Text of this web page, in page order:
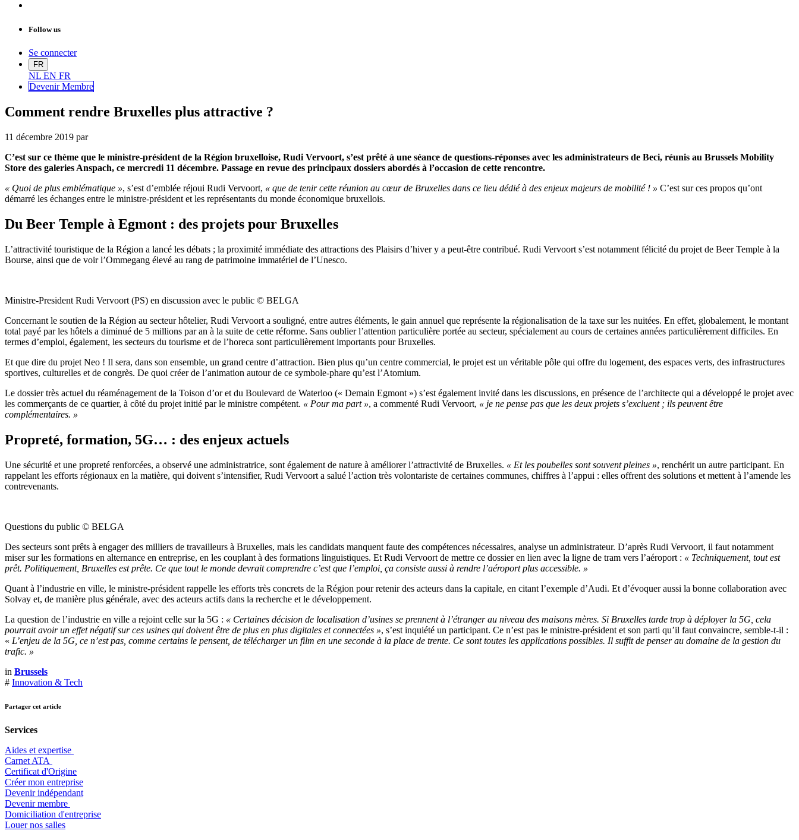
Follow us
Se connecter
FR
NL EN FR
Devenir Membre
Comment rendre Bruxelles plus attractive ?
11 décembre 2019 par
C’est sur ce thème que le ministre-président de la Région bruxelloise, Rudi Vervoort, s’est prêté à une séance de questions-réponses avec les administrateurs de Beci, réunis au Brussels Mobility
Store des galeries Anspach, ce mercredi 11 décembre. Passage en revue des principaux dossiers abordés à l’occasion de cette rencontre.
« Quoi de plus emblématique », s’est d’emblée réjoui Rudi Vervoort, « que de tenir cette réunion au cœur de Bruxelles dans ce lieu dédié à des enjeux majeurs de mobilité ! » C’est sur ces propos qu’ont
démarré les échanges entre le ministre-président et les représentants du monde économique bruxellois.
Du Beer Temple à Egmont : des projets pour Bruxelles
L’attractivité touristique de la Région a lancé les débats ; la proximité immédiate des attractions des Plaisirs d’hiver y a peut-être contribué. Rudi Vervoort s’est notamment félicité du projet de Beer Temple à la
Bourse, ainsi que de voir l’Ommegang élevé au rang de patrimoine immatériel de l’Unesco.
Ministre-President Rudi Vervoort (PS) en discussion avec le public © BELGA
Concernant le soutien de la Région au secteur hôtelier, Rudi Vervoort a souligné, entre autres éléments, le gain annuel que représente la régionalisation de la taxe sur les nuitées. En effet, globalement, le montant
total payé par les hôtels a diminué de 5 millions par an à la suite de cette réforme. Sans oublier l’attention particulière portée au secteur, spécialement au cours de certaines années particulièrement difficiles. En
termes d’emploi, également, les secteurs du tourisme et de l’horeca sont particulièrement importants pour Bruxelles.
Et que dire du projet Neo ! Il sera, dans son ensemble, un grand centre d’attraction. Bien plus qu’un centre commercial, le projet est un véritable pôle qui offre du logement, des espaces verts, des infrastructures
sportives, culturelles et de congrès. De quoi créer de l’animation autour de ce symbole-phare qu’est l’Atomium.
Le dossier très actuel du réaménagement de la Toison d’or et du Boulevard de Waterloo (​« Demain Egmont »​) s’est également invité dans les discussions, en présence de l’architecte qui a développé le projet avec
les commerçants de ce quartier, à côté du projet initié par le ministre compétent. « Pour ma part », a commenté Rudi Vervoort, « je ne pense pas que les deux projets s’excluent ; ils peuvent être
complémentaires. »
Propreté, formation, 5G… : des enjeux actuels
Une sécurité et une propreté renforcées, a observé une administratrice, sont également de nature à améliorer l’attractivité de Bruxelles. « Et les poubelles sont souvent pleines », renchérit un autre participant. En
rappelant les efforts régionaux en la matière, qui doivent s’intensifier, Rudi Vervoort a salué l’action très volontariste de certaines communes, chiffres à l’appui : elles offrent des solutions et mettent à l’amende les
contrevenants.
Questions du public © BELGA
Des secteurs sont prêts à engager des milliers de travailleurs à Bruxelles, mais les candidats manquent faute des compétences nécessaires, analyse un administrateur. D’après Rudi Vervoort, il faut notamment
miser sur les formations en alternance en entreprise, en les couplant à des formations linguistiques. Et Rudi Vervoort de mettre ce dossier en lien avec la ligne de tram vers l’aéroport : « Techniquement, tout est
prêt. Politiquement, Bruxelles est prête. Ce que tout le monde devrait comprendre c’est que l’emploi, ça consiste aussi à rendre l’aéroport plus accessible. »
Quant à l’industrie en ville, le ministre-président rappelle les efforts très concrets de la Région pour retenir des acteurs dans la capitale, en citant l’exemple d’Audi. Et d’évoquer aussi la bonne collaboration avec
Solvay et, de manière plus générale, avec des acteurs actifs dans la recherche et le développement.
La question de l’industrie en ville a rejoint celle sur la 5G : « Certaines décision de localisation d’usines se prennent à l’étranger au niveau des maisons mères. Si Bruxelles tarde trop à déployer la 5G, cela
pourrait avoir un effet négatif sur ces usines qui doivent être de plus en plus digitales et connectées », s’est inquiété un participant. Ce n’est pas le ministre-président et son parti qu’il faut convaincre, semble-t-il :
« L’enjeu de la 5G, ce n’est pas, comme certains le pensent, de télécharger un film en une seconde à la place de trente. Ce sont toutes les applications possibles. Il suffit de penser au domaine de la gestion du
trafic. »
in Brussels
# Innovation & Tech
Partager cet article
Services
Aides et expertise
​Carnet ATA
Certificat d'Origine
Créer mon entreprise
Devenir indépendant
Devenir membre
​Domiciliation d'entreprise
Louer nos salles